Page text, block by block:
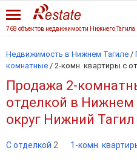
768 объектов недвижимости Нижнего Тагила
Недвижимость в Нижнем Тагиле /
комнатные / 2-комн. квартиры с
Продажа 2-
отделкой в Нижнем
округ Нижний Тагил
С отделкой 2 1-комн.